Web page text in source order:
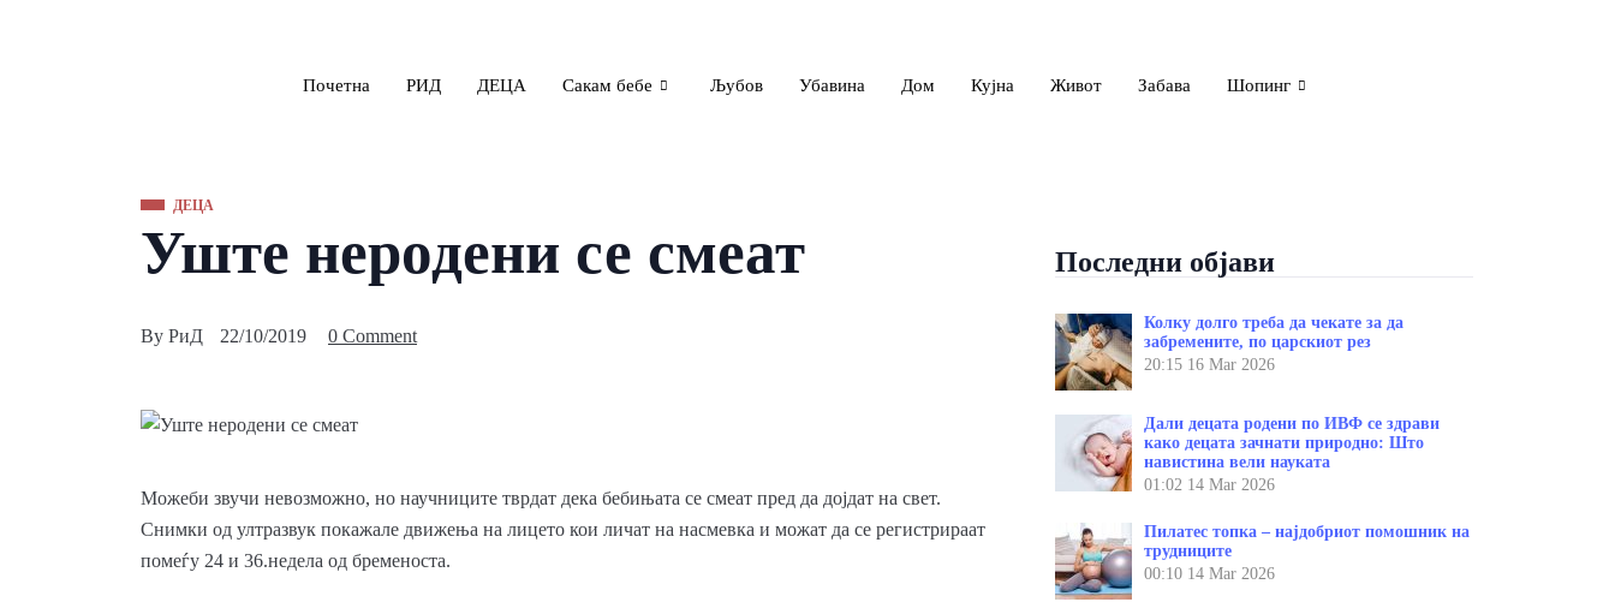
Почетна РИД ДЕЦА Сакам бебе Љубов Убавина Дом Кујна Живот Забава Шопинг
ДЕЦА
Уште неродени се смеат
By РиД 22/10/2019 0 Comment
Можеби звучи невозможно, но научниците тврдат дека бебињата се смеат пред да дојдат на свет.
Снимки од ултразвук покажале движења на лицето кои личат на насмевка и можат да се регистрираат
помеѓу 24 и 36.недела од бременоста.
Последни објави
Колку долго треба да чекате за да
забремените, по царскиот рез
20:15 16 Mar 2026
Дали децата родени по ИВФ се здрави
како децата зачнати природно: Што
навистина вели науката
01:02 14 Mar 2026
Пилатес топка – најдобриот помошник на
трудниците
00:10 14 Mar 2026